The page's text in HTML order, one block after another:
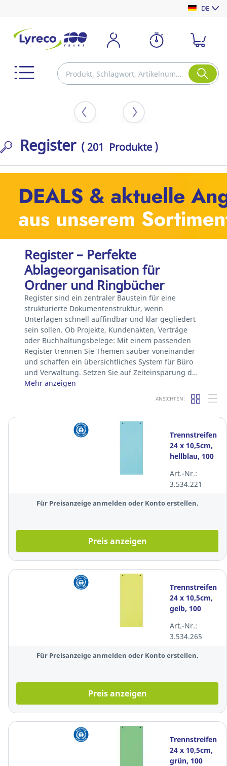
DE
Register ( 201 Produkte )
Register – Perfekte
Ablageorganisation für
Ordner und Ringbücher
Register sind ein zentraler Baustein für eine
strukturierte Dokumentenstruktur, wenn
Unterlagen schnell auffindbar und klar gegliedert
sein sollen. Ob Projekte, Kundenakten, Verträge
oder Buchhaltungsbelege: Mit einem passenden
Register trennen Sie Themen sauber voneinander
und schaffen ein übersichtliches System für Büro
und Verwaltung. Setzen Sie auf Zeiteinsparung d…
Mehr anzeigen
ANSICHTEN:
Trennstreifen
24 x 10,5cm,
hellblau, 100
Art.-Nr.:
3.534.221
Für Preisanzeige anmelden oder Konto erstellen.
Preis anzeigen
Trennstreifen
24 x 10,5cm,
gelb, 100
Art.-Nr.:
3.534.265
Für Preisanzeige anmelden oder Konto erstellen.
Preis anzeigen
Trennstreifen
24 x 10,5cm,
grün, 100